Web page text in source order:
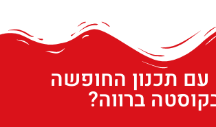
עם תכנון החופשה
ברווה?